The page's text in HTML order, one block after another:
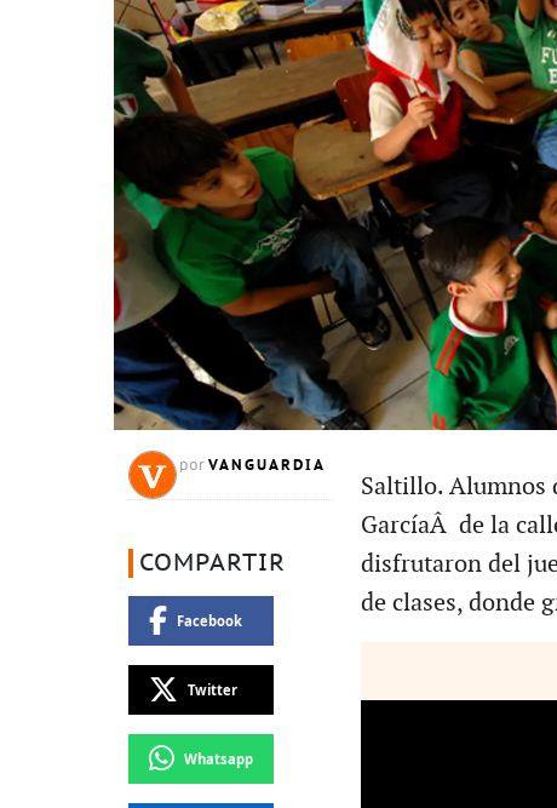
por VANGUARDIA
COMPARTIR
Facebook
Twitter
Whatsapp
Saltillo. Alumnos
GarcíaÂ de la
disfrutaron del
de clases, donde